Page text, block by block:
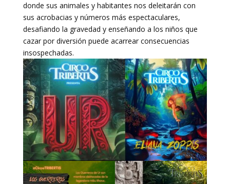
donde sus animales y habitantes nos deleitarán con
sus acrobacias y números más espectaculares,
desafiando la gravedad y enseñando a los niños que
cazar por diversión puede acarrear consecuencias
insospechadas.